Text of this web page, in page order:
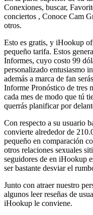
Conexiones, buscar,
conciertos , Conoce Cam
otros.
Esto es gratis, y iHookup
pequeño tarifa. Estos
Informes, cuyo costo 99
personalizado entusiasmo
además a marca de fan
Informe Pronóstico de tres
cada mes de modo que tú
querrás planificar por
Con respecto a su usuario
convierte alrededor de
pequeño en comparación
otros relaciones sexuales
seguidores de en iHookup
ser bastante desviar el
Junto con atraer nuestro
algunos leer reseñas de
iHookup le conviene.